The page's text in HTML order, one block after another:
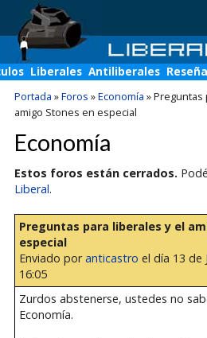
Liberales Antiliberales
Portada »Foros »Economía »Preguntas
amigo Stones en especial
Economía
Estos foros están cerrados.
Liberal.
Preguntas para liberales y el
especial
Enviado poranticastro el día 13 de
16:05
Zurdos abstenerse, ustedes no
Economía.